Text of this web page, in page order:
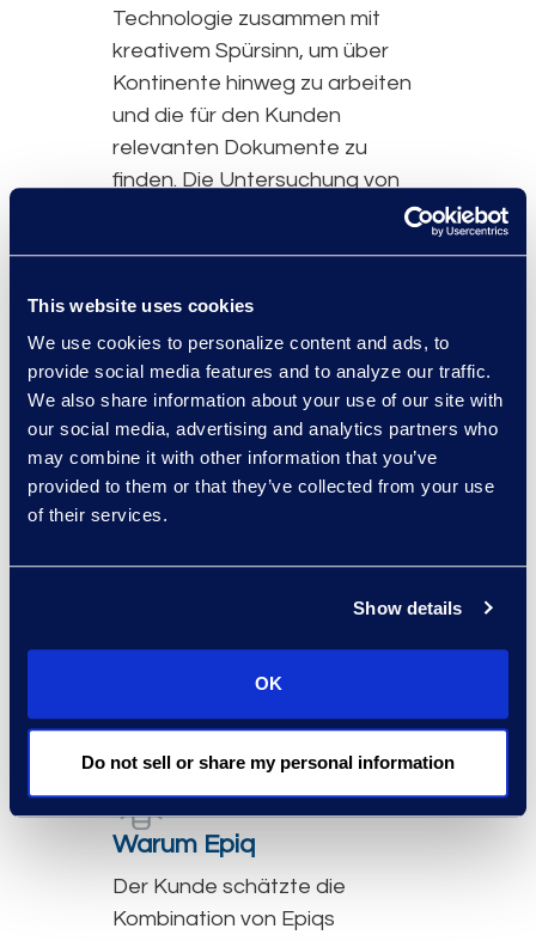
This website uses cookies
We use cookies to personalize content and ads, to
provide social media features and to analyze our traffic.
We also share information about your use of our site with
our social media, advertising and analytics partners who
may combine it with other information that you’ve
provided to them or that they’ve collected from your use
of their services.
Show details
OK
Do not sell or share my personal information
Technologie zusammen mit
kreativem Spürsinn, um über
Kontinente hinweg zu arbeiten
und die für den Kunden
relevanten Dokumente zu
finden. Die Untersuchung von
Untersuchung durch den
Kunden rechtfertigten.
Schließlich sammelte Epiq
zusätzliche Daten -
einschließlich E-Mail-, Server-,
Mobil- und Chat-Daten - und
führte insgesamt vier
maßgeschneiderter Workflows
durch. Darüber hinaus plant der
Untersuchung zu nutzen.
Warum Epiq
Der Kunde schätzte die
Kombination von Epiqs